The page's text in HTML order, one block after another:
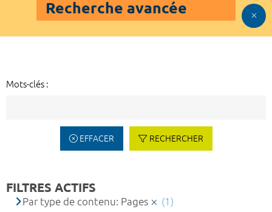
Recherche avancée
Mots-clés :
EFFACER RECHERCHER
FILTRES ACTIFS
Par type de contenu: Pages
(1)